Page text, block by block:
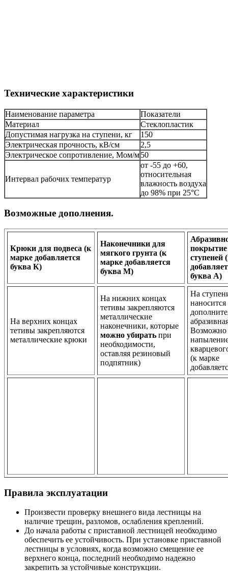
Технические характеристики
Наименование параметра
Показатели
Материал
Стеклопластик
Допустимая нагрузка на ступени, кг
150
Электрическая прочность, кВ/см
2,5
Электрическое сопротивление, Мом/м50
Интервал рабочих температур
от -55 до +60,
относительная
влажность воздуха
до 98% при 25°С
Возможные дополнения.
Крюки для подвеса (к
марке добавляется
буква К)
Наконечники для
мягкого грунта (к
марке добавляется
буква М)
покрытие
ступеней
буква А)
На верхних концах
тетивы закрепляются
металлические крюки
На нижних концах
тетивы закрепляются
металлические
наконечники, которые
можно убирать при
необходимости,
оставляя резиновый
подпятник)
На
наносится
Возможно
(к марке
Правила эксплуатации
Произвести проверку внешнего вида лестницы на
наличие трещин, разломов, ослабления креплений.
До начала работы с приставной лестницей необходимо
обеспечить ее устойчивость. При установке приставной
лестницы в условиях, когда возможно смещение ее
верхнего конца, последний необходимо надежно
закрепить за устойчивые конструкции.